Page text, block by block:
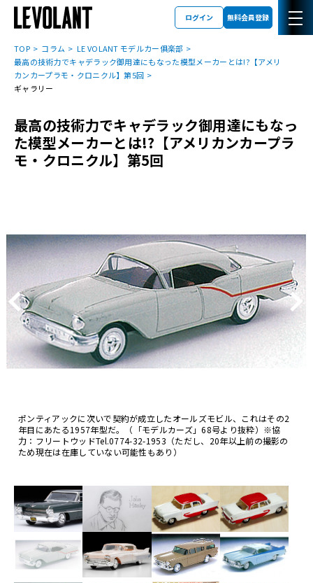
ログイン 無料会員登録
TOP コラム
LE VOLANT モデルカー俱楽部
最高の技術力でキャデラック御用達にもなった模型メーカーとは!?【アメリ
カンカープラモ・クロニクル】第5回
ギャラリー
最高の技術力でキャデラック御用達にもなっ
た模型メーカーとは!?【アメリカンカープラ
モ・クロニクル】第5回
ポンティアックに次いで契約が成立したオールズモビル、これはその2
年目にあたる1957年型だ。（「モデルカーズ」68号より抜粋）※協
力：フリートウッドTel.0774-32-1953（ただし、20年以上前の撮影の
ため現在は在庫していない可能性もあり）